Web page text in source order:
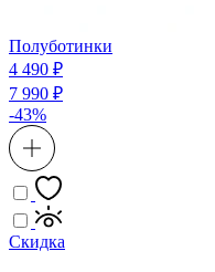
Полуботинки
4 490 ₽
7 990 ₽
-43%
Скидка